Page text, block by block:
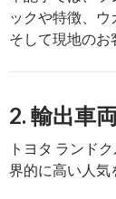
ックや特徴、ウ
そして現地のお
2. 輸出車
トヨタ ランド
界的に高い人気